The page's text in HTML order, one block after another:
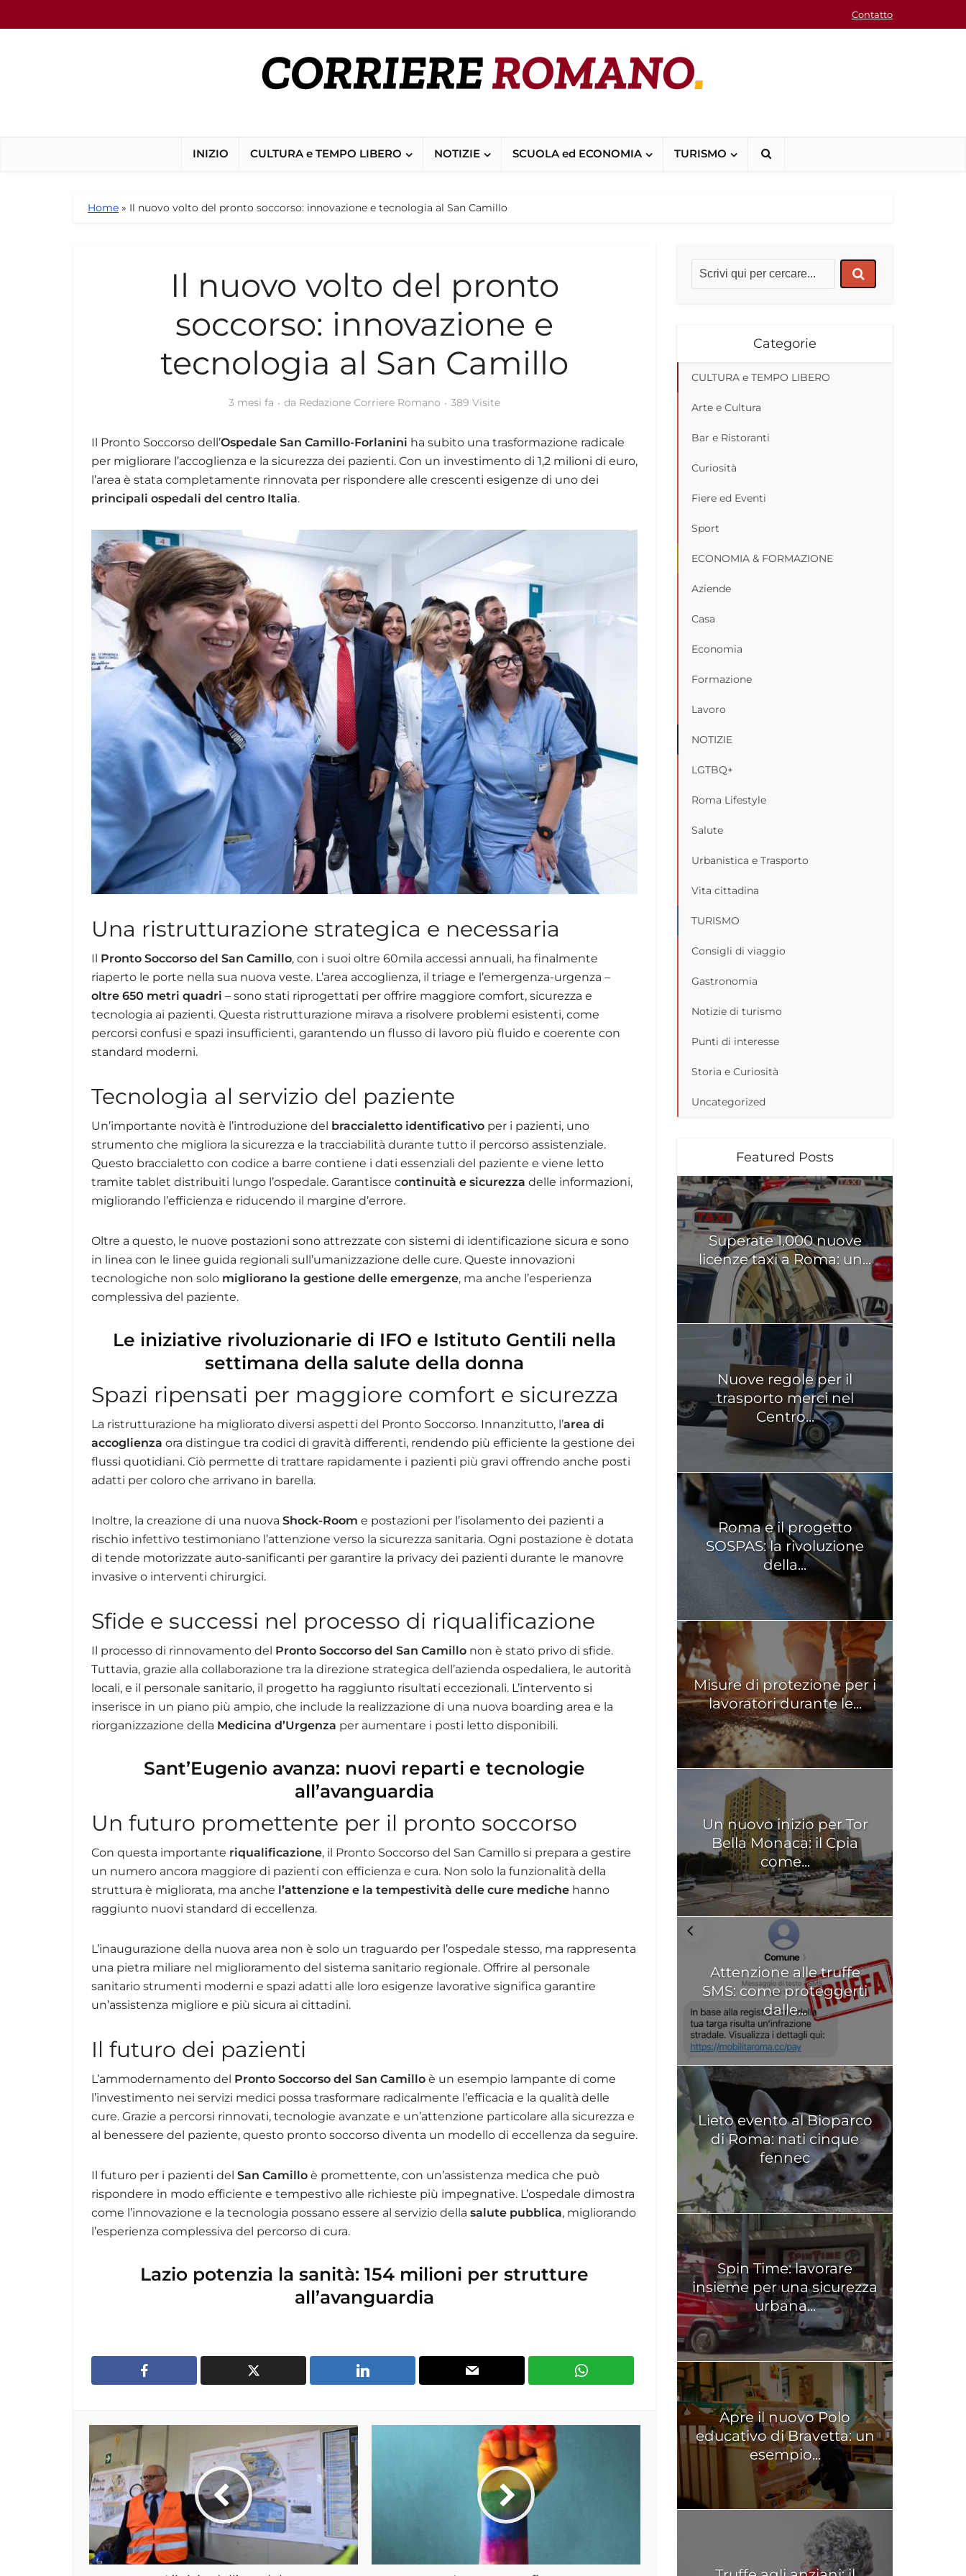
Contatto
INIZIO CULTURA e TEMPO LIBERO NOTIZIE SCUOLA ed ECONOMIA TURISMO
Home » Il nuovo volto del pronto soccorso: innovazione e tecnologia al San Camillo
Il nuovo volto del pronto
soccorso: innovazione e
tecnologia al San Camillo
3 mesi fa da Redazione Corriere Romano 389 Visite
Il Pronto Soccorso dell’Ospedale San Camillo-Forlanini ha subito una trasformazione radicale
per migliorare l’accoglienza e la sicurezza dei pazienti. Con un investimento di 1,2 milioni di euro,
l’area è stata completamente rinnovata per rispondere alle crescenti esigenze di uno dei
principali ospedali del centro Italia.
Una ristrutturazione strategica e necessaria
Il Pronto Soccorso del San Camillo, con i suoi oltre 60mila accessi annuali, ha finalmente
riaperto le porte nella sua nuova veste. L’area accoglienza, il triage e l’emergenza-urgenza –
oltre 650 metri quadri – sono stati riprogettati per offrire maggiore comfort, sicurezza e
tecnologia ai pazienti. Questa ristrutturazione mirava a risolvere problemi esistenti, come
percorsi confusi e spazi insufficienti, garantendo un flusso di lavoro più fluido e coerente con
standard moderni.
Tecnologia al servizio del paziente
Un’importante novità è l’introduzione del braccialetto identificativo per i pazienti, uno
strumento che migliora la sicurezza e la tracciabilità durante tutto il percorso assistenziale.
Questo braccialetto con codice a barre contiene i dati essenziali del paziente e viene letto
tramite tablet distribuiti lungo l’ospedale. Garantisce continuità e sicurezza delle informazioni,
migliorando l’efficienza e riducendo il margine d’errore.
Oltre a questo, le nuove postazioni sono attrezzate con sistemi di identificazione sicura e sono
in linea con le linee guida regionali sull’umanizzazione delle cure. Queste innovazioni
tecnologiche non solo migliorano la gestione delle emergenze, ma anche l’esperienza
complessiva del paziente.
Le iniziative rivoluzionarie di IFO e Istituto Gentili nella
settimana della salute della donna
Spazi ripensati per maggiore comfort e sicurezza
La ristrutturazione ha migliorato diversi aspetti del Pronto Soccorso. Innanzitutto, l’area di
accoglienza ora distingue tra codici di gravità differenti, rendendo più efficiente la gestione dei
flussi quotidiani. Ciò permette di trattare rapidamente i pazienti più gravi offrendo anche posti
adatti per coloro che arrivano in barella.
Inoltre, la creazione di una nuova Shock-Room e postazioni per l’isolamento dei pazienti a
rischio infettivo testimoniano l’attenzione verso la sicurezza sanitaria. Ogni postazione è dotata
di tende motorizzate auto-sanificanti per garantire la privacy dei pazienti durante le manovre
invasive o interventi chirurgici.
Sfide e successi nel processo di riqualificazione
Il processo di rinnovamento del Pronto Soccorso del San Camillo non è stato privo di sfide.
Tuttavia, grazie alla collaborazione tra la direzione strategica dell’azienda ospedaliera, le autorità
locali, e il personale sanitario, il progetto ha raggiunto risultati eccezionali. L’intervento si
inserisce in un piano più ampio, che include la realizzazione di una nuova boarding area e la
riorganizzazione della Medicina d’Urgenza per aumentare i posti letto disponibili.
Sant’Eugenio avanza: nuovi reparti e tecnologie
all’avanguardia
Un futuro promettente per il pronto soccorso
Con questa importante riqualificazione, il Pronto Soccorso del San Camillo si prepara a gestire
un numero ancora maggiore di pazienti con efficienza e cura. Non solo la funzionalità della
struttura è migliorata, ma anche l’attenzione e la tempestività delle cure mediche hanno
raggiunto nuovi standard di eccellenza.
L’inaugurazione della nuova area non è solo un traguardo per l’ospedale stesso, ma rappresenta
una pietra miliare nel miglioramento del sistema sanitario regionale. Offrire al personale
sanitario strumenti moderni e spazi adatti alle loro esigenze lavorative significa garantire
un’assistenza migliore e più sicura ai cittadini.
Il futuro dei pazienti
L’ammodernamento del Pronto Soccorso del San Camillo è un esempio lampante di come
l’investimento nei servizi medici possa trasformare radicalmente l’efficacia e la qualità delle
cure. Grazie a percorsi rinnovati, tecnologie avanzate e un’attenzione particolare alla sicurezza e
al benessere del paziente, questo pronto soccorso diventa un modello di eccellenza da seguire.
Il futuro per i pazienti del San Camillo è promettente, con un’assistenza medica che può
rispondere in modo efficiente e tempestivo alle richieste più impegnative. L’ospedale dimostra
come l’innovazione e la tecnologia possano essere al servizio della salute pubblica, migliorando
l’esperienza complessiva del percorso di cura.
Lazio potenzia la sanità: 154 milioni per strutture
all’avanguardia
Categorie
CULTURA e TEMPO LIBERO
Arte e Cultura
Bar e Ristoranti
Curiosità
Fiere ed Eventi
Sport
ECONOMIA & FORMAZIONE
Aziende
Casa
Economia
Formazione
Lavoro
NOTIZIE
LGTBQ+
Roma Lifestyle
Salute
Urbanistica e Trasporto
Vita cittadina
TURISMO
Consigli di viaggio
Gastronomia
Notizie di turismo
Punti di interesse
Storia e Curiosità
Uncategorized
Featured Posts
Superate 1.000 nuove
licenze taxi a Roma: un...
Nuove regole per il
trasporto merci nel
Centro...
Roma e il progetto
SOSPAS: la rivoluzione
della...
Misure di protezione per i
lavoratori durante le...
Un nuovo inizio per Tor
Bella Monaca: il Cpia
come...
Attenzione alle truffe
SMS: come proteggerti
dalle...
Lieto evento al Bioparco
di Roma: nati cinque
fennec
Spin Time: lavorare
insieme per una sicurezza
urbana...
Apre il nuovo Polo
educativo di Bravetta: un
esempio...